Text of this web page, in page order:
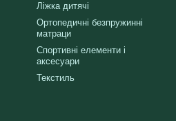
Ліжка дитячі
Ортопедичні безпружинні
матраци
Спортивні елементи і
аксесуари
Текстиль